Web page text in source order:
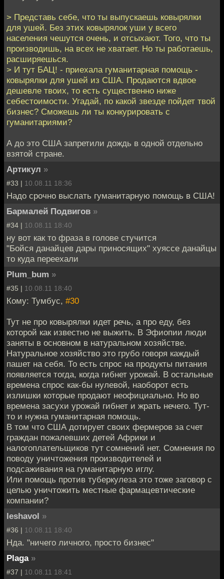
> Представь себе, что ты выпускаешь ковырялки
для ушей. Без этих ковырялок уши у всего
населения чешутся очень, и отсыхают. Того, что ты
производишь, на всех не хватает. Но ты работаешь,
расширяешься.
> И тут БАЦ! - приехала гуманитарная помощь -
ковырялки для ушей из США. Продаются вдвое
дешевле твоих, то есть существенно ниже
себестоимости. Угадай, по какой звезде пойдет твой
бизнес? Сможешь ли ты конкурировать с
гуманитариями?
А до это США запретили дождь в одной отдельно
взятой стране.
Артикул »
#33 | 10.08.11 18:36
Надо срочно выслать гуманитарную помощь в США!
Бармалей Подвигов »
#34 | 10.08.11 18:40
ну вот как то фраза в голове стучится
"Бойся данайцев дары приносящих" хуяссе данайцы
то куда переехали
Plum_bum »
#35 | 10.08.11 18:40
Кому: Тумбус, #30
Тут не про ковырялки идет речь, а про еду, без
которой как известно не выжить. В Эфиопии люди
заняты в основном в натуральном хозяйстве.
Натуральное хозяйство это грубо говоря каждый
пашет на себя. То есть спрос на продукты питания
появляется тогда, когда гибнет урожай. В остальные
времена спрос как-бы нулевой, наоборот есть
излишки которые продают неофициально. Но во
времена засухи урожай гибнет и жрать нечего. Тут-
то и нужна гуманитарная помощь.
В том что США дотирует своих фермеров за счет
граждан пожалевших детей Африки и
налогоплательщиков тут сомнений нет. Сомнения по
поводу уничтожения производителей и
подсаживания на гуманитарную иглу.
Или помощь против туберкулеза это тоже заговор с
целью уничтожить местные фармацевтические
компании?
leshavol »
#36 | 10.08.11 18:40
Нда. "ничего личного, просто бизнес"
Plaga »
#37 | 10.08.11 18:41